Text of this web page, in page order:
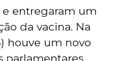
e entregaram um
da vacina. Na
houve um novo
parlamentares